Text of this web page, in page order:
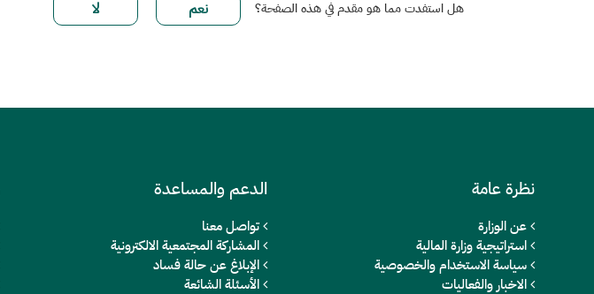
هل استفدت مما هو مقدم في هذه الصفحة؟
نظرة عامة
عن الوزارة
استراتيجية وزارة المالية
سياسة الاستخدام والخصوصية
الاخبار والفعاليات
الدعم والمساعدة
تواصل معنا
المشاركة المجتمعية الالكترونية
الإبلاغ عن حالة فساد
الأسئلة الشائعة